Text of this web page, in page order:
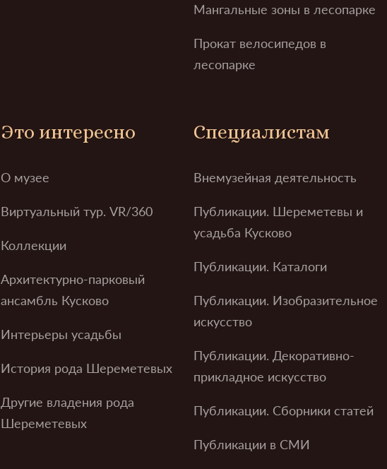
Мангальные зоны в лесопарке
Прокат велосипедов в
лесопарке
Это интересно
О музее
Виртуальный тур. VR/360
Коллекции
Архитектурно-парковый
ансамбль Кусково
Интерьеры усадьбы
История рода Шереметевых
Другие владения рода
Шереметевых
Специалистам
Внемузейная деятельность
Публикации. Шереметевы и
усадьба Кусково
Публикации. Каталоги
Публикации. Изобразительное
искусство
Публикации. Декоративно-
прикладное искусство
Публикации. Сборники статей
Публикации в СМИ